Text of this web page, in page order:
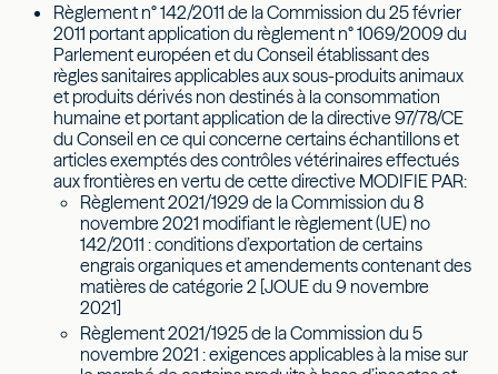
Règlement n° 142/2011 de la Commission du 25 février
2011 portant application du règlement n° 1069/2009 du
Parlement européen et du Conseil établissant des
règles sanitaires applicables aux sous-produits animaux
et produits dérivés non destinés à la consommation
humaine et portant application de la directive 97/78/CE
du Conseil en ce qui concerne certains échantillons et
articles exemptés des contrôles vétérinaires effectués
aux frontières en vertu de cette directive MODIFIE PAR:
Règlement 2021/1929 de la Commission du 8
novembre 2021 modifiant le règlement (UE) no
142/2011 : conditions d’exportation de certains
engrais organiques et amendements contenant des
matières de catégorie 2 [JOUE du 9 novembre
2021]
Règlement 2021/1925 de la Commission du 5
novembre 2021 : exigences applicables à la mise sur